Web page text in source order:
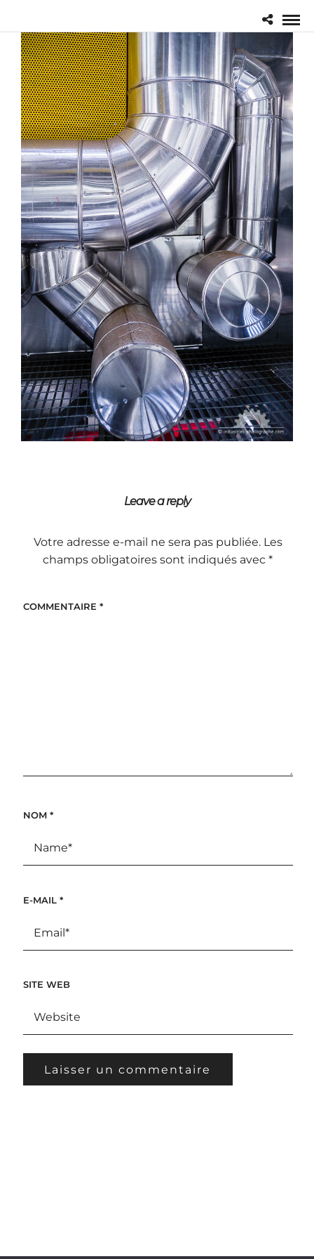
Leave a reply
Votre adresse e-mail ne sera pas publiée. Les
champs obligatoires sont indiqués avec*
COMMENTAIRE *
NOM *
E-MAIL *
SITE WEB